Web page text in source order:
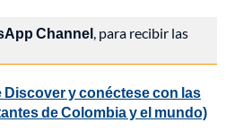
Channel, para recibir las
Discover y conéctese con las
de Colombia y el mundo)